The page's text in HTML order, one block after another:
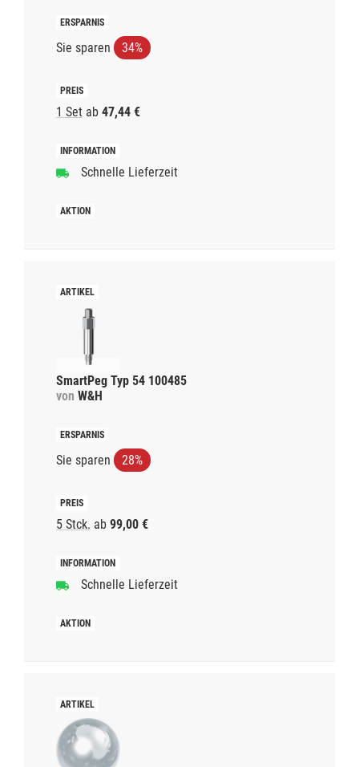
Sie sparen 34%
1 Set ab 47,44 €
Schnelle Lieferzeit
SmartPeg Typ 54 100485
von W&H
Sie sparen 28%
5 Stck. ab 99,00 €
Schnelle Lieferzeit